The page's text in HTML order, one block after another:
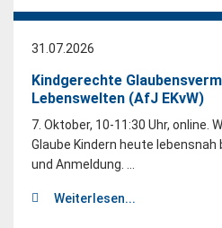
31.07.2026
Kindgerechte
Lebenswelten (AfJ EKvW)
7. Oktober, 10-11:30 Uhr, online.
Glaube Kindern heute
und Anmeldung. ...
Weiterlesen...